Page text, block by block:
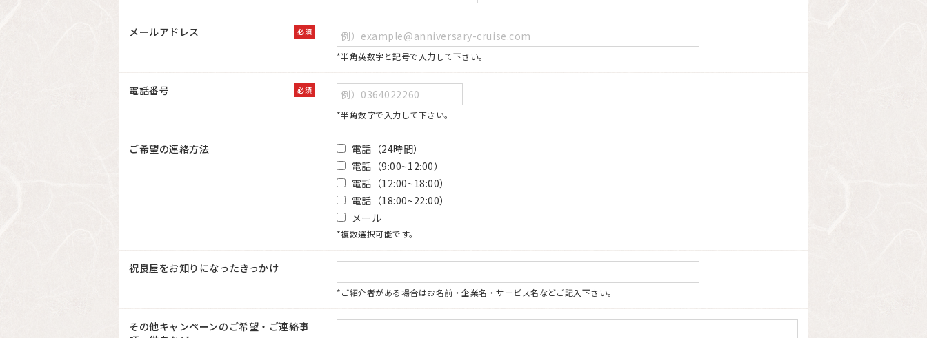
メールアドレス 必須
*半角英数字と記号で入力して下さい。
電話番号 必須
*半角数字で入力して下さい。
ご希望の連絡方法
電話（24時間）
電話（9:00~12:00）
電話（12:00~18:00）
電話（18:00~22:00）
メール
*複数選択可能です。
祝良屋をお知りになったきっかけ
*ご紹介者がある場合はお名前・企業名・サービス名などご記入下さい。
その他キャンペーンのご希望・ご連絡事